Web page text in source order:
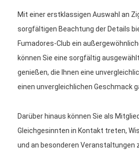
Mit einer erstklassigen Auswahl an
sorgfältigen Beachtung der Details
Fumadores-Club ein
können Sie eine sorgfältig
genießen, die Ihnen eine
einen unvergleichlichen Geschmack
Darüber hinaus können Sie als
Gleichgesinnten in Kontakt treten,
und an besonderen Veranstaltungen